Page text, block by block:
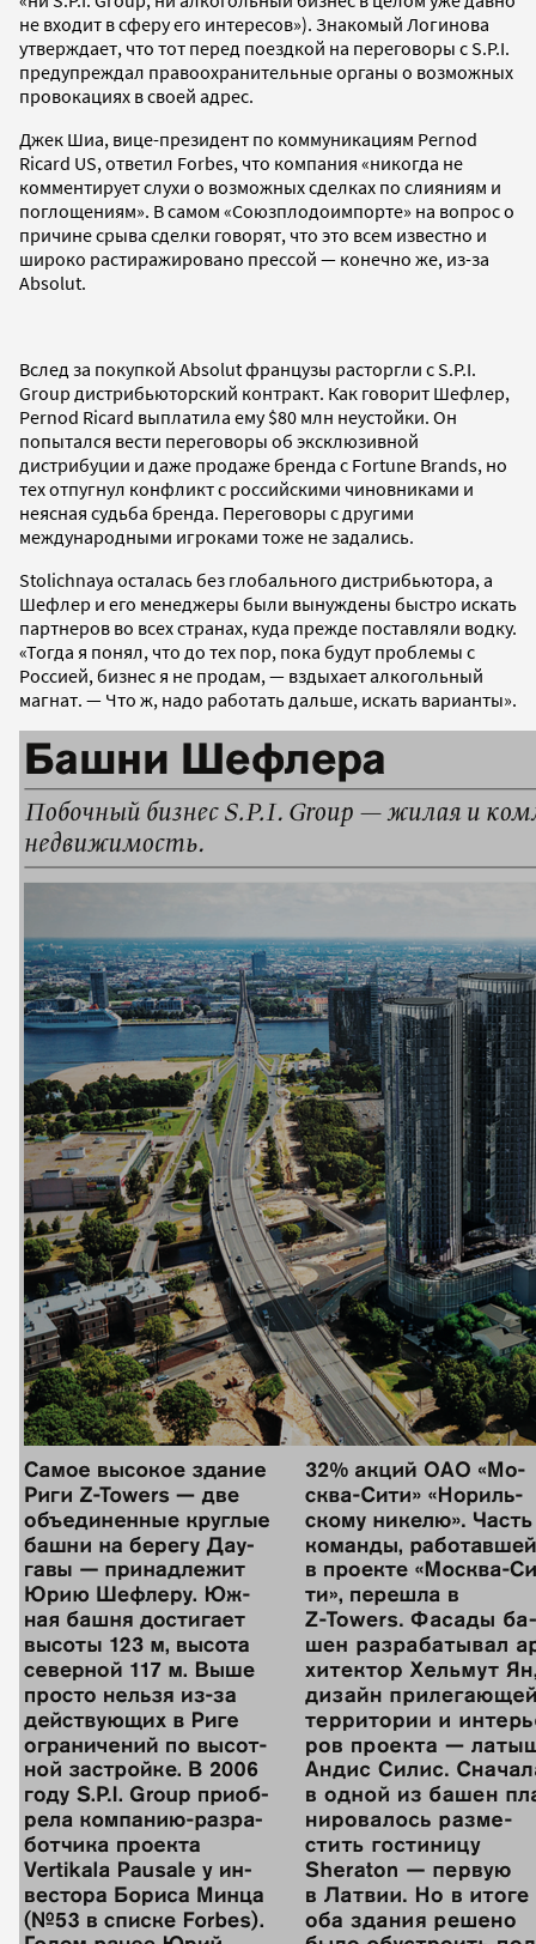
не входит в сферу его интересов»). Знакомый Логинова
утверждает, что тот перед поездкой на переговоры с S.P.I.
предупреждал правоохранительные органы о возможных
провокациях в своей адрес.
Джек Шиа, вице-президент по коммуникациям Pernod
Ricard US, ответил Forbes, что компания «никогда не
комментирует слухи о возможных сделках по слияниям и
поглощениям». В самом «Союзплодоимпорте» на вопрос о
причине срыва сделки говорят, что это всем известно и
широко растиражировано прессой — конечно же, из-за
Absolut.
Вслед за покупкой Absolut французы расторгли с S.P.I.
Group дистрибьюторский контракт. Как говорит Шефлер,
Pernod Ricard выплатила ему $80 млн неустойки. Он
попытался вести переговоры об эксклюзивной
дистрибуции и даже продаже бренда с Fortune Brands, но
тех отпугнул конфликт с российскими чиновниками и
неясная судьба бренда. Переговоры с другими
международными игроками тоже не задались.
Stolichnaya осталась без глобального дистрибьютора, а
Шефлер и его менеджеры были вынуждены быстро искать
партнеров во всех странах, куда прежде поставляли водку.
«Тогда я понял, что до тех пор, пока будут проблемы с
Россией, бизнес я не продам, — вздыхает алкогольный
магнат. — Что ж, надо работать дальше, искать варианты».